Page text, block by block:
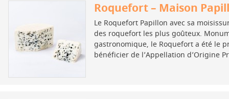
Roquefort – Maison
Le Roquefort Papillon avec sa
des roquefort les plus goûteux.
gastronomique, le Roquefort a été le
bénéficier de l’Appellation d’Origine